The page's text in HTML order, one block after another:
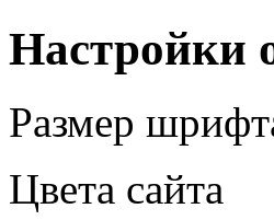
Настройки
Размер
Цвета сайта